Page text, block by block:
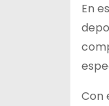
En
Con